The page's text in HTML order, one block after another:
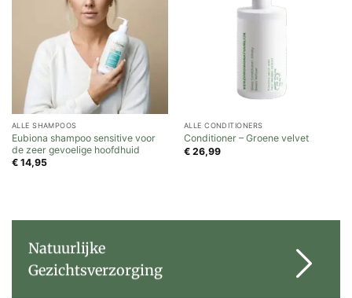
ALLE SHAMPOOS
Eubiona shampoo sensitive voor
de zeer gevoelige hoofdhuid
€14,95
ALLE CONDITIONERS
Conditioner – Groene velvet
€26,99
Natuurlijke
Gezichtsverzorging